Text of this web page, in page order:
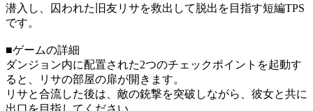
潜入し、囚われた旧友リサを救出して脱出を目指す短編TPS
です。
■ゲームの詳細
ダンジョン内に配置された2つのチェックポイントを起動す
ると、リサの部屋の扉が開きます。
リサと合流した後は、敵の銃撃を突破しながら、彼女と共に
出口を目指してください。